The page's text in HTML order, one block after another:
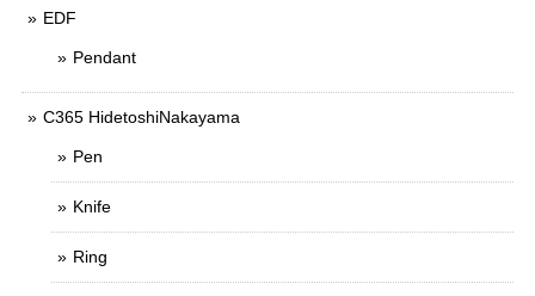
EDF
Pendant
C365 HidetoshiNakayama
Pen
Knife
Ring